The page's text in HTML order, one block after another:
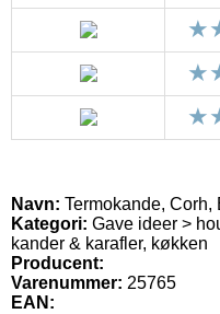
Navn: Termokande,
Kategori: Gave ideer >
kander & karafler, køkken
Producent:
Varenummer: 25765
EAN: